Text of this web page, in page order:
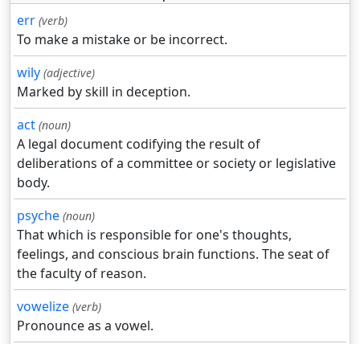
err (verb)
To make a mistake or be incorrect.
wily (adjective)
Marked by skill in deception.
act (noun)
A legal document codifying the result of
deliberations of a committee or society or legislative
body.
psyche (noun)
That which is responsible for one's thoughts,
feelings, and conscious brain functions. The seat of
the faculty of reason.
vowelize (verb)
Pronounce as a vowel.